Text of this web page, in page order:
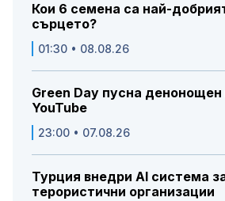
Кои 6 семена са най-
сърцето?
01:30 • 08.08.26
Green Day пусна денонощен
YouTube
23:00 • 07.08.26
Турция внедри AI система
терористични организации